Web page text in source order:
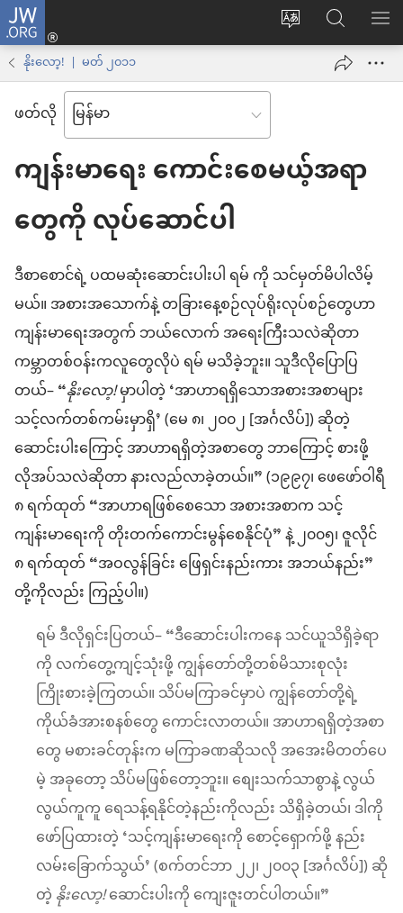
JW.ORG
ဝ
ဘာသာစကား
ကို
Log
in
အသစ်
ဖွ
င့်
နေ
JW.ORG
ရှာ
နိုးလော့! | မတ် ၂၀၁၁
ဖတ်လို
ကျန်းမာရေး ကောင်းစေမယ့်အရာ
တွေကို လုပ်ဆောင်ပါ
ဒီစာစောင်ရဲ့ ပထမဆုံးဆောင်းပါးပါ ရမ် ကို သင်မှတ်မိပါလိမ့်
မယ်။ အစားအသောက်နဲ့ တခြားနေ့စဉ်လုပ်ရိုးလုပ်စဉ်တွေဟာ
ကျန်းမာရေးအတွက် ဘယ်လောက် အရေးကြီးသလဲဆိုတာ
ကမ္ဘာတစ်ဝန်းကလူတွေလိုပဲ ရမ် မသိခဲ့ဘူး။ သူဒီလိုပြောပြ
တယ်– “နိုးလော့!မှာပါတဲ့ ‘အာဟာရရှိသောအစားအစာများ
သင့်လက်တစ်ကမ်းမှာရှိ’ (မေ ၈၊ ၂၀၀၂ [အင်္ဂလိပ်]) ဆိုတဲ့
ဆောင်းပါးကြောင့် အာဟာရရှိတဲ့အစာတွေ ဘာကြောင့် စားဖို့
လိုအပ်သလဲဆိုတာ နားလည်လာခဲ့တယ်။” (၁၉၉၇၊ ဖေဖော်ဝါရီ
၈ ရက်ထုတ် “အာဟာရဖြစ်စေသော အစားအစာက သင့်
ကျန်းမာရေးကို တိုးတက်ကောင်းမွန်စေနိုင်ပုံ” နဲ့ ၂၀၀၅၊ ဇူလိုင်
၈ ရက်ထုတ် “အဝလွန်ခြင်း ဖြေရှင်းနည်းကား အဘယ်နည်း”
တို့ကိုလည်း ကြည့်ပါ။)
ရမ် ဒီလိုရှင်းပြတယ်– “ဒီဆောင်းပါးကနေ သင်ယူသိရှိခဲ့ရာ
ကို လက်တွေ့ကျင့်သုံးဖို့ ကျွန်တော်တို့တစ်မိသားစုလုံး
ကြိုးစားခဲ့ကြတယ်။ သိပ်မကြာခင်မှာပဲ ကျွန်တော်တို့ရဲ့
ကိုယ်ခံအားစနစ်တွေ ကောင်းလာတယ်။ အာဟာရရှိတဲ့အစာ
တွေ မစားခင်တုန်းက မကြာခဏဆိုသလို အအေးမိတတ်ပေ
မဲ့ အခုတော့ သိပ်မဖြစ်တော့ဘူး။ စျေးသက်သာစွာနဲ့ လွယ်
လွယ်ကူကူ ရေသန့်ရနိုင်တဲ့နည်းကိုလည်း သိရှိခဲ့တယ်၊ ဒါကို
ဖော်ပြထားတဲ့ ‘သင့်ကျန်းမာရေးကို စောင့်ရှောက်ဖို့ နည်း
လမ်းခြောက်သွယ်’ (စက်တင်ဘာ ၂၂၊ ၂၀၀၃ [အင်္ဂလိပ်]) ဆို
တဲ့နိုးလော့!ဆောင်းပါးကို ကျေးဇူးတင်ပါတယ်။”